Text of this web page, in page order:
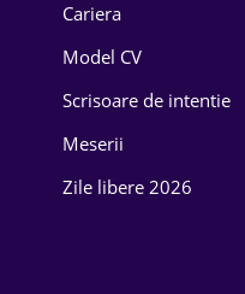
Energetică
Farma
Cariera
Model CV
Scrisoare de intentie
Meserii
Zile libere 2026